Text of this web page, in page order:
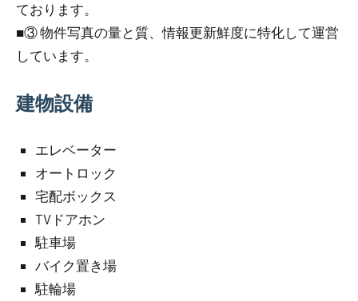
ております。
■③ 物件写真の量と質、情報更新鮮度に特化して運営
しています。
建物設備
エレベーター
オートロック
宅配ボックス
TVドアホン
駐車場
バイク置き場
駐輪場